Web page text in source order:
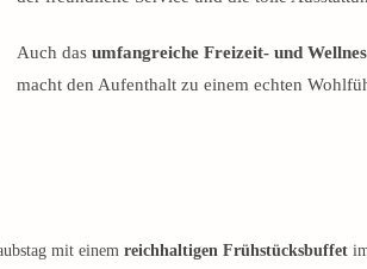
Auch das umfangreiche Freizeit- und
macht den Aufenthalt zu einem echten
mit einem reichhaltigen Frühstücksbuffet